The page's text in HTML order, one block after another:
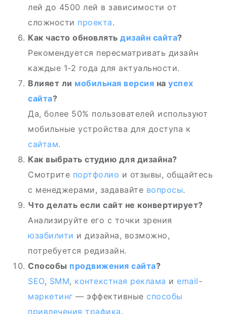
лей до 4500 лей в зависимости от
сложности проекта.
Как часто обновлять дизайн сайта?
Рекомендуется пересматривать дизайн
каждые 1-2 года для актуальности.
Влияет ли мобильная версия на успех
сайта?
Да, более 50% пользователей используют
мобильные устройства для доступа к
сайтам.
Как выбрать студию для дизайна?
Смотрите портфолио и отзывы, общайтесь
с менеджерами, задавайте вопросы.
Что делать если сайт не конвертирует?
Анализируйте его с точки зрения
юзабилити и дизайна, возможно,
потребуется редизайн.
Способы продвижения сайта?
SEO, SMM, контекстная реклама и email-
маркетинг — эффективные способы
привлечения трафика.